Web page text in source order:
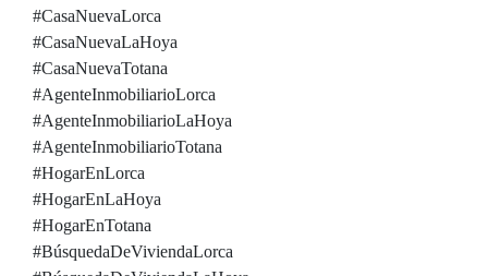
#CasaNuevaLorca
#CasaNuevaLaHoya
#CasaNuevaTotana
#AgenteInmobiliarioLorca
#AgenteInmobiliarioLaHoya
#AgenteInmobiliarioTotana
#HogarEnLorca
#HogarEnLaHoya
#HogarEnTotana
#BúsquedaDeViviendaLorca